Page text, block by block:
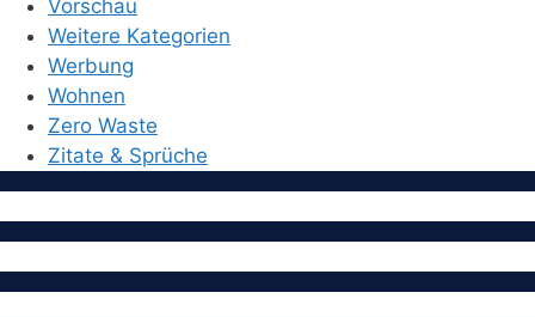
Vorschau
Weitere Kategorien
Werbung
Wohnen
Zero Waste
Zitate & Sprüche